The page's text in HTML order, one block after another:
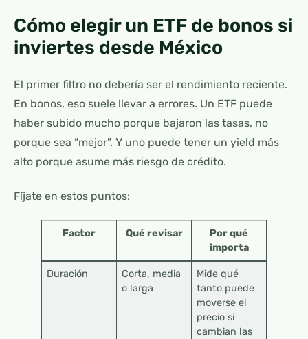
Cómo elegir un ETF de bonos si
inviertes desde México
El primer filtro no debería ser el rendimiento reciente.
En bonos, eso suele llevar a errores. Un ETF puede
haber subido mucho porque bajaron las tasas, no
porque sea “mejor”. Y uno puede tener un yield más
alto porque asume más riesgo de crédito.
Fíjate en estos puntos:
Factor Qué revisar
Por qué
importa
Duración
Corta, media
o larga
Mide qué
tanto puede
moverse el
precio si
cambian las